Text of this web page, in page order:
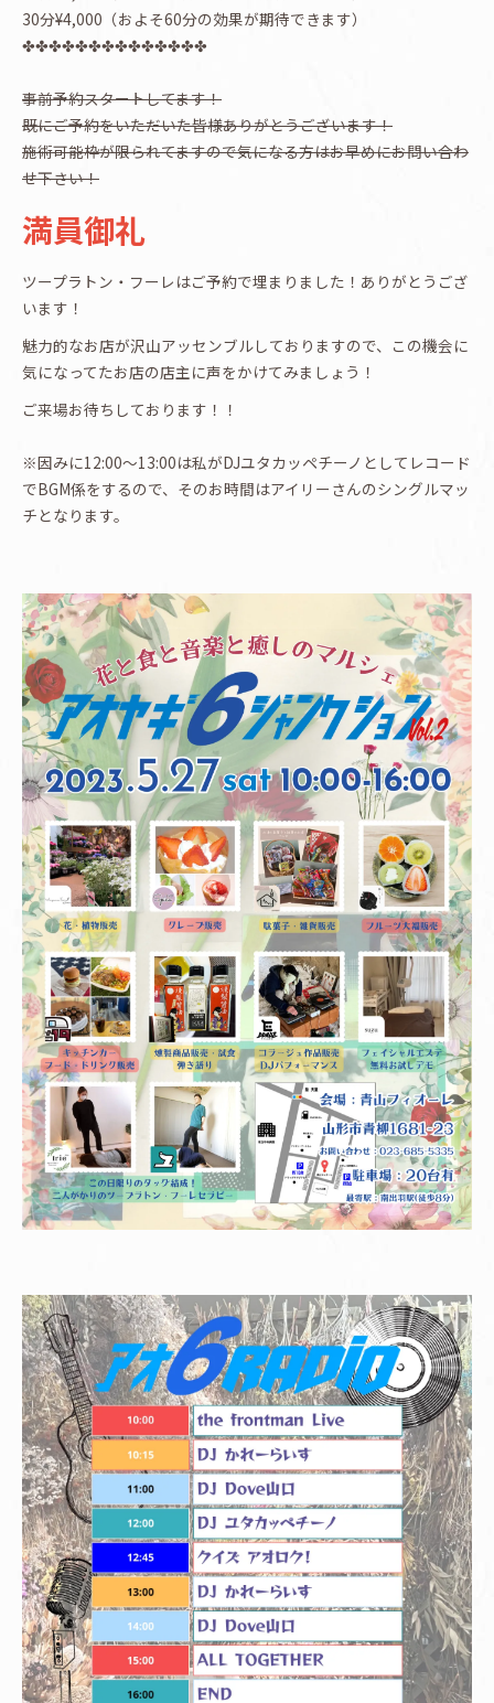
30分¥4,000（およそ60分の効果が期待できます）
✤✤✤✤✤✤✤✤✤✤✤✤✤✤
事前予約スタートしてます！
既にご予約をいただいた皆様ありがとうございます！
施術可能枠が限られてますので気になる方はお早めにお問い合わ
せ下さい！
満員御礼
ツープラトン・フーレはご予約で埋まりました！ありがとうござ
います！
魅力的なお店が沢山アッセンブルしておりますので、この機会に
気になってたお店の店主に声をかけてみましょう！
ご来場お待ちしております！！
※因みに12:00〜13:00は私がDJユタカッペチーノとしてレコード
でBGM係をするので、そのお時間はアイリーさんのシングルマッ
チとなります。